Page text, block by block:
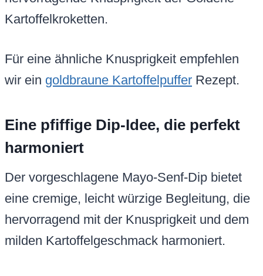
Kartoffelkroketten.
Für eine ähnliche Knusprigkeit empfehlen
wir ein goldbraune Kartoffelpuffer Rezept.
Eine pfiffige Dip-Idee, die perfekt
harmoniert
Der vorgeschlagene Mayo-Senf-Dip bietet
eine cremige, leicht würzige Begleitung, die
hervorragend mit der Knusprigkeit und dem
milden Kartoffelgeschmack harmoniert.